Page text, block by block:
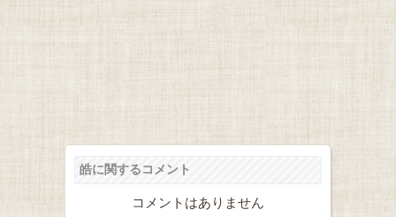
皓に関するコメント
コメントはありません